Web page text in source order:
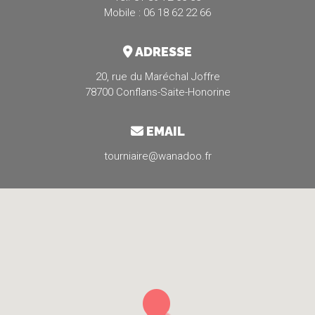
Mobile : 06 18 62 22 66
ADRESSE
20, rue du Maréchal Joffre
78700 Conflans-Saite-Honorine
EMAIL
tourniaire@wanadoo.fr